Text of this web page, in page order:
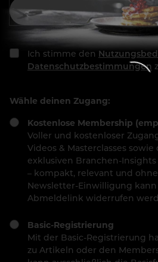
Ich stimme den
Datenschutzbestimmungen
Wähle deinen Zugang:
Kostenlose Membership
Voller und kostenloser
Videos & Masterclasses
exklusiven Branchen-
– kompakt, relevant und
Newsletter-Einwilligung
Abmeldelink widerrufen
Basic-Registrierung
Mit der Basic-Registrierung
zu Artikeln oder den